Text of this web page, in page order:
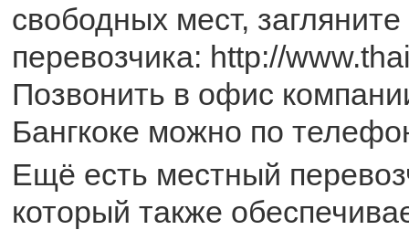
свободных мест,
перевозчика: http://
Позвонить в офис
Бангкоке можно по
Ещё есть местный
который также